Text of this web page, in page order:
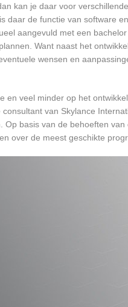
kan je daar voor
daar de functie van software
aangevuld met een
Want naast het
wensen en
veel minder op het
van Skylance
basis van de behoeften
over de meest geschikte